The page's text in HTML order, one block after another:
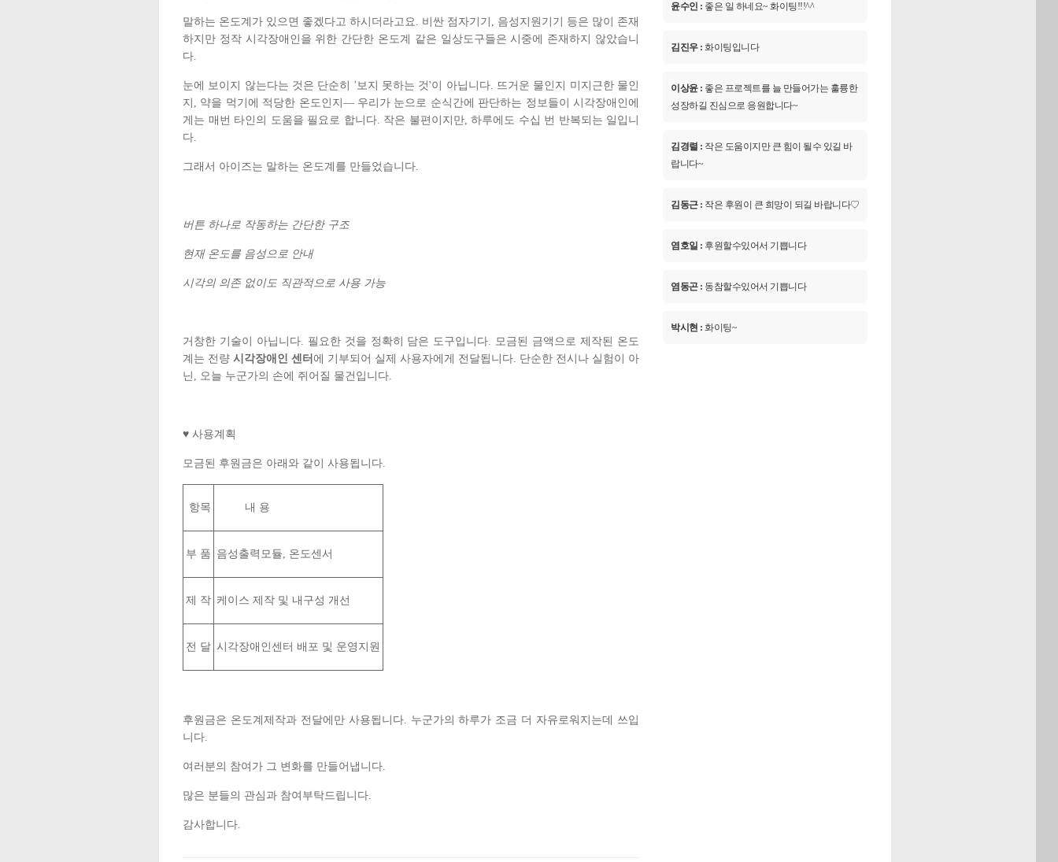
말하는 온도계가 있으면 좋겠다고 하시더라고요. 비싼 점자기기, 음성지원기기 등은 많이 존재
하지만 정작 시각장애인을 위한 간단한 온도계 같은 일상도구들은 시중에 존재하지 않았습니
다.
눈에 보이지 않는다는 것은 단순히 '보지 못하는 것'이 아닙니다. 뜨거운 물인지 미지근한 물인
지, 약을 먹기에 적당한 온도인지— 우리가 눈으로 순식간에 판단하는 정보들이 시각장애인에
게는 매번 타인의 도움을 필요로 합니다. 작은 불편이지만, 하루에도 수십 번 반복되는 일입니
다.
그래서 아이즈는 말하는 온도계를 만들었습니다.
버튼 하나로 작동하는 간단한 구조
현재 온도를 음성으로 안내
시각의 의존 없이도 직관적으로 사용 가능
거창한 기술이 아닙니다. 필요한 것을 정확히 담은 도구입니다. 모금된 금액으로 제작된 온도
계는 전량 시각장애인 센터 에 기부되어 실제 사용자에게 전달됩니다. 단순한 전시나 실험이 아
닌, 오늘 누군가의 손에 쥐어질 물건입니다.
♥ 사용계획
모금된 후원금은 아래와 같이 사용됩니다.
항목 내 용
부 품 음성출력모듈, 온도센서
제 작 케이스 제작 및 내구성 개선
전 달 시각장애인센터 배포 및 운영지원
후원금은 온도계제작과 전달에만 사용됩니다. 누군가의 하루가 조금 더 자유로워지는데 쓰입
니다.
여러분의 참여가 그 변화를 만들어냅니다.
많은 분들의 관심과 참여부탁드립니다.
감사합니다.
윤수인 : 좋은 일 하네요~ 화이팅!!!^^
김진우 : 화이팅입니다
이상윤 : 좋은 프로젝트를 늘 만들어가는 훌륭한
성장하길 진심으로 응원합니다~
김경렬 : 작은 도움이지만 큰 힘이 될수 있길 바
랍니다~
김동근 : 작은 후원이 큰 희망이 되길 바랍니다♡
염호일 : 후원할수있어서 기쁩니다
염동곤 : 동참할수있어서 기쁩니다
박시현 : 화이팅~